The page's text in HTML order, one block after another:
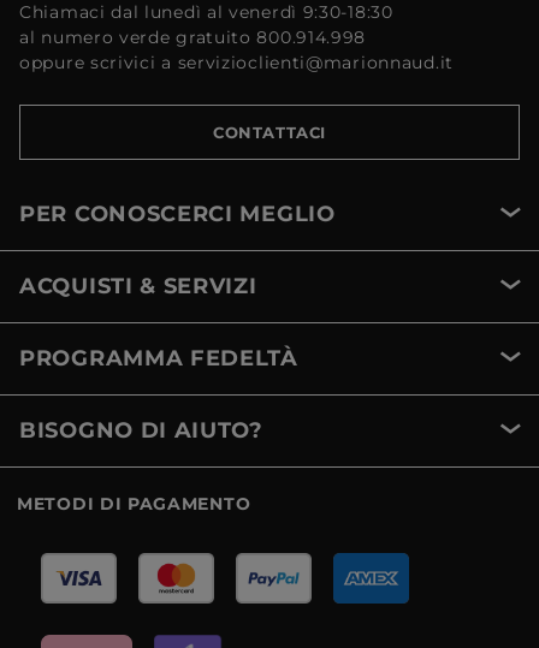
Chiamaci dal lunedì al venerdì 9:30-18:30
al numero verde gratuito 800.914.998
oppure scrivici a servizioclienti@marionnaud.it
CONTATTACI
PER CONOSCERCI MEGLIO
ACQUISTI & SERVIZI
PROGRAMMA FEDELTÀ
BISOGNO DI AIUTO?
METODI DI PAGAMENTO